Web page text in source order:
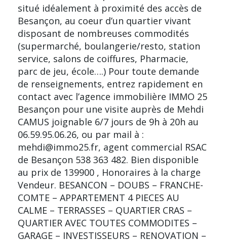
situé idéalement à proximité des accès de
Besançon, au coeur d’un quartier vivant
disposant de nombreuses commodités
(supermarché, boulangerie/resto, station
service, salons de coiffures, Pharmacie,
parc de jeu, école….) Pour toute demande
de renseignements, entrez rapidement en
contact avec l’agence immobilière IMMO 25
Besançon pour une visite auprès de Mehdi
CAMUS joignable 6/7 jours de 9h à 20h au
06.59.95.06.26, ou par mail à :
mehdi@immo25.fr, agent commercial RSAC
de Besançon 538 363 482. Bien disponible
au prix de 139900 , Honoraires à la charge
Vendeur. BESANCON – DOUBS – FRANCHE-
COMTE – APPARTEMENT 4 PIECES AU
CALME – TERRASSES – QUARTIER CRAS –
QUARTIER AVEC TOUTES COMMODITES –
GARAGE – INVESTISSEURS – RENOVATION –